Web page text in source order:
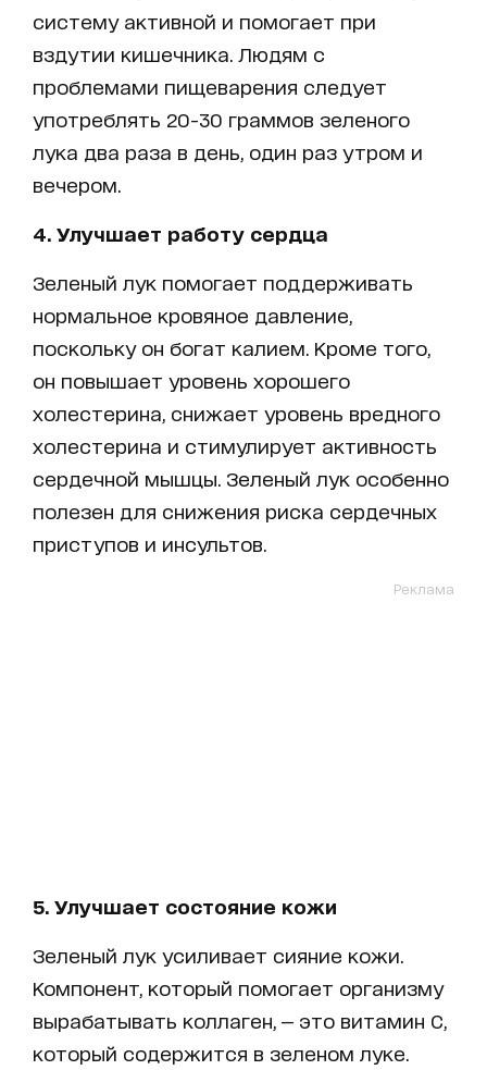
систему активной и помогает при
вздутии кишечника. Людям с
проблемами пищеварения следует
употреблять 20-30 граммов зеленого
лука два раза в день, один раз утром и
вечером.
4. Улучшает работу сердца
Зеленый лук помогает поддерживать
нормальное кровяное давление,
поскольку он богат калием. Кроме того,
он повышает уровень хорошего
холестерина, снижает уровень вредного
холестерина и стимулирует активность
сердечной мышцы. Зеленый лук особенно
полезен для снижения риска сердечных
приступов и инсультов.
Реклама
5. Улучшает состояние кожи
Зеленый лук усиливает сияние кожи.
Компонент, который помогает организму
вырабатывать коллаген, — это витамин С,
который содержится в зеленом луке.